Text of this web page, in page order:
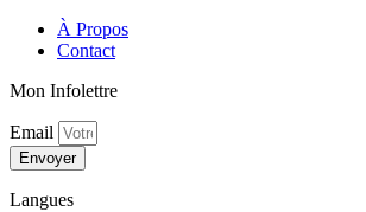
À Propos
Contact
Mon Infolettre
Email
Envoyer
Langues